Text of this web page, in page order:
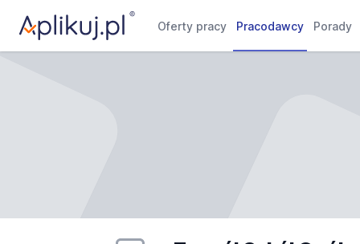
Oferty pracy Pracodawcy Porady